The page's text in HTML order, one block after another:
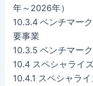
年～2026年）
10.3.4 ベンチマー
要事業
10.3.5 ベンチマー
10.4 スペシャライ
10.4.1 スペシャラ